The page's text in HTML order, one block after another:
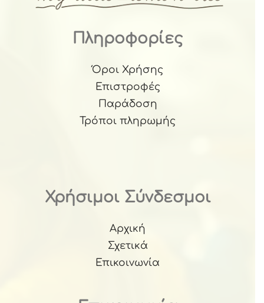
Πληροφορίες
Όροι Χρήσης
Επιστροφές
Παράδοση
Τρόποι πληρωμής
Χρήσιμοι Σύνδεσμοι
Αρχική
Σχετικά
Επικοινωνία